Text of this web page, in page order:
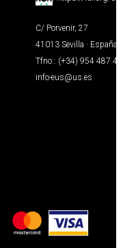
C/ Porvenir, 27
41013 Sevilla · España
Tfno.: (+34) 954 487
info-eus@us.es